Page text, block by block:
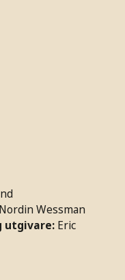
Wessman
utgivare: Eric